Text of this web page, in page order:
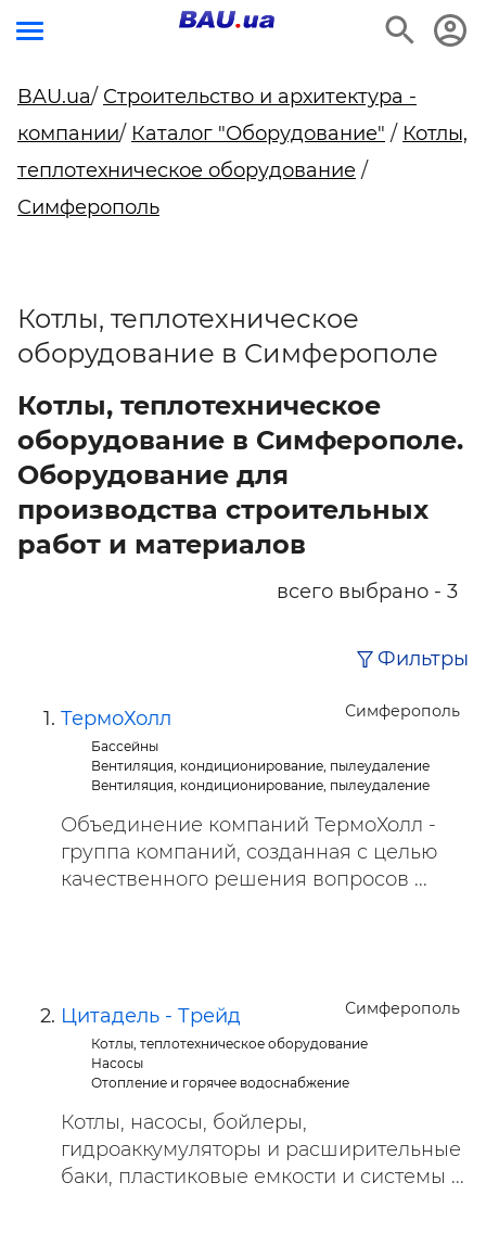
BAU.ua/ Строительство и архитектура -
компании/ Каталог "Оборудование" / Котлы,
теплотехническое оборудование /
Симферополь
Котлы, теплотехническое
оборудование в Симферополе
Котлы, теплотехническое
оборудование в Симферополе.
Оборудование для
производства строительных
работ и материалов
всего выбрано - 3
Фильтры
Симферополь
ТермоХолл
Бассейны
Вентиляция, кондиционирование, пылеудаление
Вентиляция, кондиционирование, пылеудаление
Объединение компаний ТермоХолл -
группа компаний, созданная с целью
качественного решения вопросов ...
Симферополь
Цитадель - Трейд
Котлы, теплотехническое оборудование
Насосы
Отопление и горячее водоснабжение
Котлы, насосы, бойлеры,
гидроаккумуляторы и расширительные
баки, пластиковые емкости и системы ...